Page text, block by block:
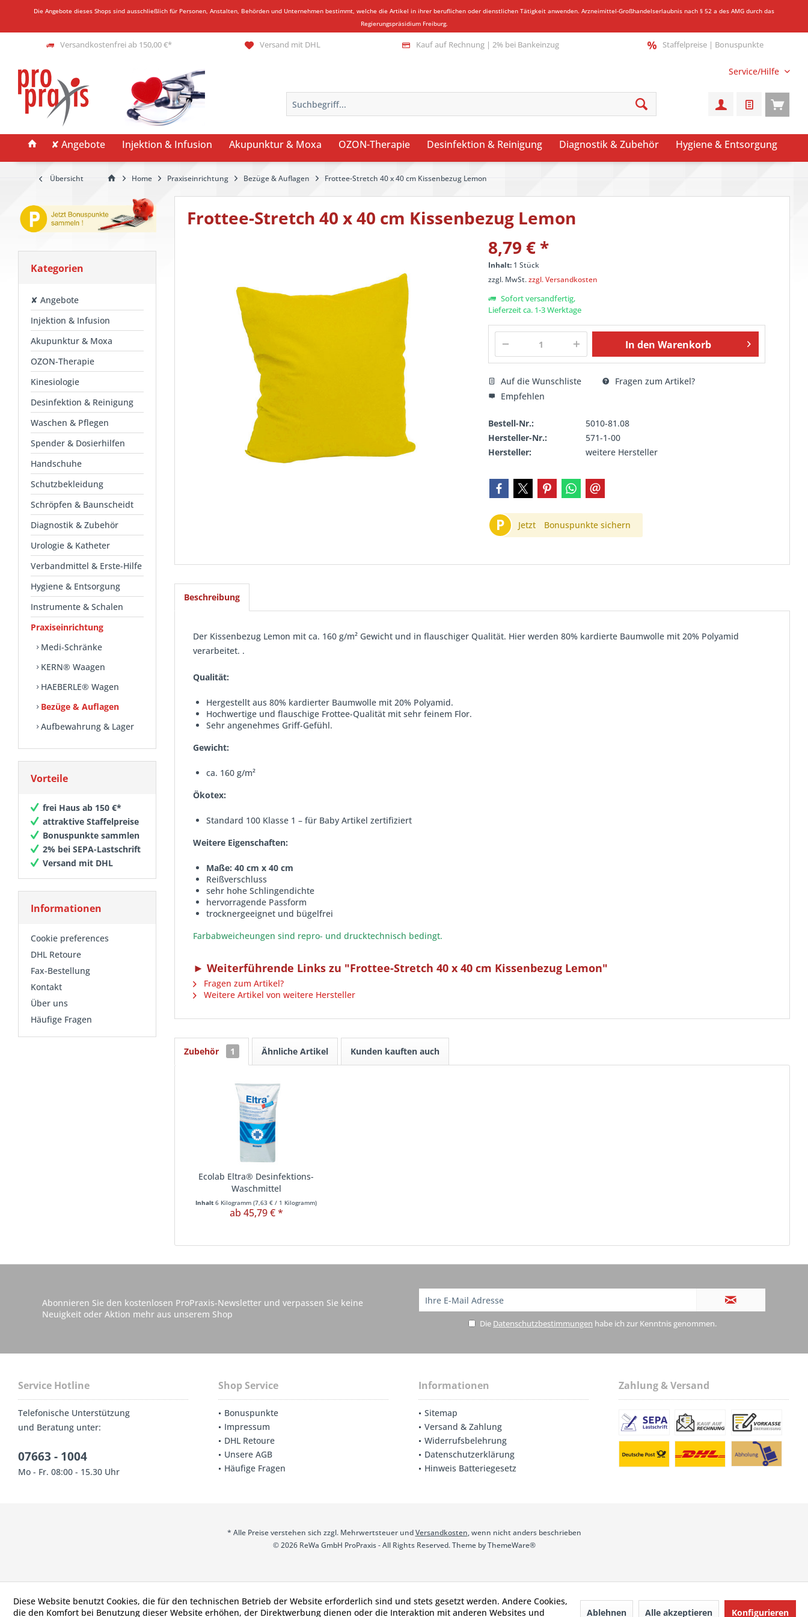
Die Angebote dieses Shops sind ausschließlich für Personen, Anstalten, Behörden und Unternehmen bestimmt, welche die Artikel in ihrer beruflichen oder dienstlichen Tätigkeit anwenden. Arzneimittel-Großhandelserlaubnis nach § 52 a des AMG durch das
Regierungspräsidium Freiburg.
Versandkostenfrei ab 150,00 €* Versand mit DHL Kauf auf Rechnung | 2% bei Bankeinzug Staffelpreise | Bonuspunkte
Service/Hilfe
✘ Angebote Injektion & Infusion Akupunktur & Moxa OZON-Therapie Desinfektion & Reinigung Diagnostik & Zubehör Hygiene & Entsorgung
Übersicht Home Praxiseinrichtung Bezüge & Auflagen Frottee-Stretch 40 x 40 cm Kissenbezug Lemon
Kategorien
✘ Angebote
Injektion & Infusion
Akupunktur & Moxa
OZON-Therapie
Kinesiologie
Desinfektion & Reinigung
Waschen & Pflegen
Spender & Dosierhilfen
Handschuhe
Schutzbekleidung
Schröpfen & Baunscheidt
Diagnostik & Zubehör
Urologie & Katheter
Verbandmittel & Erste-Hilfe
Hygiene & Entsorgung
Instrumente & Schalen
Praxiseinrichtung
Medi-Schränke
KERN® Waagen
HAEBERLE® Wagen
Bezüge & Auflagen
Aufbewahrung & Lager
Vorteile
frei Haus ab 150 €*
attraktive Staffelpreise
Bonuspunkte sammlen
2% bei SEPA-Lastschrift
Versand mit DHL
Informationen
Cookie preferences
DHL Retoure
Fax-Bestellung
Kontakt
Über uns
Häufige Fragen
Frottee-Stretch 40 x 40 cm Kissenbezug Lemon
8,79 € *
Inhalt: 1 Stück
zzgl. MwSt.zzgl. Versandkosten
Sofort versandfertig,
Lieferzeit ca. 1-3 Werktage
In den Warenkorb
Auf die Wunschliste
Fragen zum Artikel?
Empfehlen
Bestell-Nr.:
5010-81.08
Hersteller-Nr.:
571-1-00
Hersteller:
weitere Hersteller
P Jetzt Bonuspunkte sichern
Beschreibung
Der Kissenbezug Lemon mit ca. 160 g/m² Gewicht und in flauschiger Qualität. Hier werden 80% kardierte Baumwolle mit 20% Polyamid
verarbeitet. .
Qualität:
Hergestellt aus 80% kardierter Baumwolle mit 20% Polyamid.
Hochwertige und flauschige Frottee-Qualität mit sehr feinem Flor.
Sehr angenehmes Griff-Gefühl.
Gewicht:
ca. 160 g/m²
Ökotex:
Standard 100 Klasse 1 – für Baby Artikel zertifiziert
Weitere Eigenschaften:
Maße: 40 cm x 40 cm
Reißverschluss
sehr hohe Schlingendichte
hervorragende Passform
trocknergeeignet und bügelfrei
Farbabweicheungen sind repro- und drucktechnisch bedingt.
► Weiterführende Links zu "Frottee-Stretch 40 x 40 cm Kissenbezug Lemon"
Fragen zum Artikel?
Weitere Artikel von weitere Hersteller
Zubehör 1 Ähnliche Artikel Kunden kauften auch
Ecolab Eltra® Desinfektions-
Waschmittel
Inhalt6 Kilogramm(7,63 € / 1 Kilogramm)
ab 45,79 € *
Abonnieren Sie den kostenlosen ProPraxis-Newsletter und verpassen Sie keine
Neuigkeit oder Aktion mehr aus unserem Shop
Die Datenschutzbestimmungen habe ich zur Kenntnis genommen.
Service Hotline
Telefonische Unterstützung
und Beratung unter:
07663 - 1004
Mo - Fr. 08:00 - 15.30 Uhr
Shop Service
Bonuspunkte
Impressum
DHL Retoure
Unsere AGB
Häufige Fragen
Informationen
Sitemap
Versand & Zahlung
Widerrufsbelehrung
Datenschutzerklärung
Hinweis Batteriegesetz
Zahlung & Versand
* Alle Preise verstehen sich zzgl. Mehrwertsteuer undVersandkosten, wenn nicht anders beschrieben
© 2026 ReWa GmbH ProPraxis - All Rights Reserved. Theme byThemeWare®
Diese Website benutzt Cookies, die für den technischen Betrieb der Website erforderlich sind und stets gesetzt werden. Andere Cookies,
die den Komfort bei Benutzung dieser Website erhöhen, der Direktwerbung dienen oder die Interaktion mit anderen Websites und
Ablehnen Alle akzeptieren Konfigurieren